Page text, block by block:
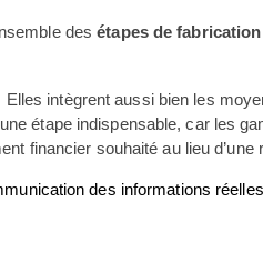
desétapes de fabrication
Elles intègrent aussi bien les
étape indispensable, car les
financier souhaité au lieu d’une
des informations